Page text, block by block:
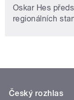
Oskar Hes
regionálních
Český rozhlas